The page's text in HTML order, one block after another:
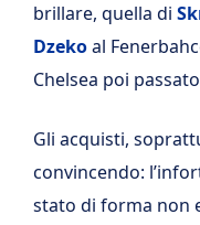
brillare, quella di
Dzekoal
Chelsea poi
Gli acquisti,
convincendo:
stato di forma non